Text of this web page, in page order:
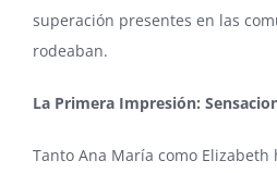
superación presentes en las
rodeaban.
La Primera Impresión:
Tanto Ana María como